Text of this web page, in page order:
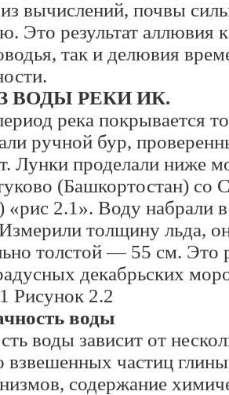
вычислений, почвы
Это результат аллювия
так и делювия
ВОДЫ РЕКИ ИК.
река покрывается
ручной бур,
Лунки проделали ниже
(Башкортостан) со
«рис 2.1». Воду набрали
толщину льда,
толстой — 55 см. Это
декабрьских
Рисунок 2.2
воды
воды зависит от
взвешенных частиц
содержание